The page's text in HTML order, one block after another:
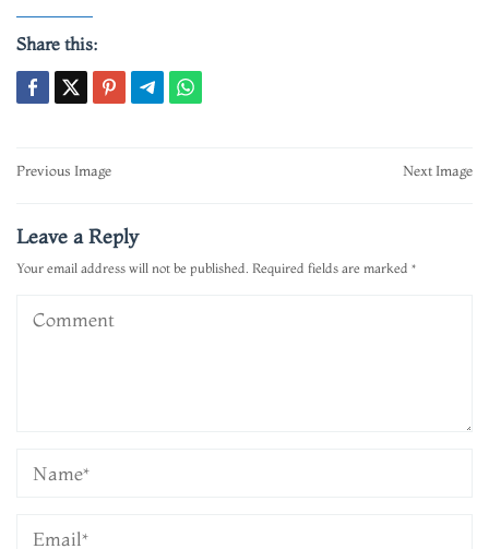
Share this:
Post
Previous Image Next Image
Leave a Reply
Your email address will not be published. Required fields are marked *